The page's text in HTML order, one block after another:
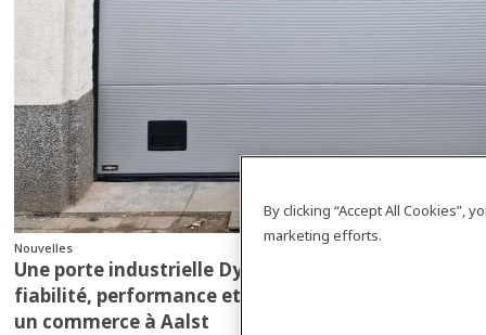
Nouvelles
Une porte industrielle Dynaco I-14P qui combine
fiabilité, performance et économie d’énergie pour
un commerce à Aalst
By clicking “Accept All Cookies”,
marketing efforts.